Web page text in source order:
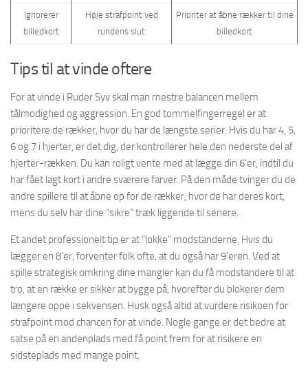
Ignorerer
billedkort
Høje strafpoint ved
rundens slut
Prioriter at åbne rækker til dine
billedkort
Tips til at vinde oftere
For at vinde i Ruder Syv skal man mestre balancen mellem
tålmodighed og aggression. En god tommelfingerregel er at
prioritere de rækker, hvor du har de længste serier. Hvis du har 4, 5,
6 og 7 i hjerter, er det dig, der kontrollerer hele den nederste del af
hjerter-rækken. Du kan roligt vente med at lægge din 6’er, indtil du
har fået lagt kort i andre sværere farver. På den måde tvinger du de
andre spillere til at åbne op for de rækker, hvor de har deres kort,
mens du selv har dine “sikre” træk liggende til senere.
Et andet professionelt tip er at “lokke” modstanderne. Hvis du
lægger en 8’er, forventer folk ofte, at du også har 9’eren. Ved at
spille strategisk omkring dine mangler kan du få modstandere til at
tro, at en række er sikker at bygge på, hvorefter du blokerer dem
længere oppe i sekvensen. Husk også altid at vurdere risikoen for
strafpoint mod chancen for at vinde. Nogle gange er det bedre at
satse på en andenplads med få point frem for at risikere en
sidsteplads med mange point.